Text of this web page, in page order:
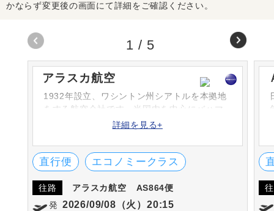
かならず変更後の画面にて詳細をご確認ください。
アラスカ航空
1932年設立、ワシントン州シアトルを本拠地
をする航空会社です。米国内を中心にバハマ
やカナダ、メキシコまで、120を超える都市に
詳細を見る+
直行便 エコノミークラス
往路 アラスカ航空
AS864便
発 2026/09/08（火）20:15
1 / 5